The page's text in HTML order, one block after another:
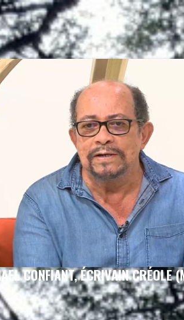
CONFIANT, ÉCRIVAIN CRÉOLE